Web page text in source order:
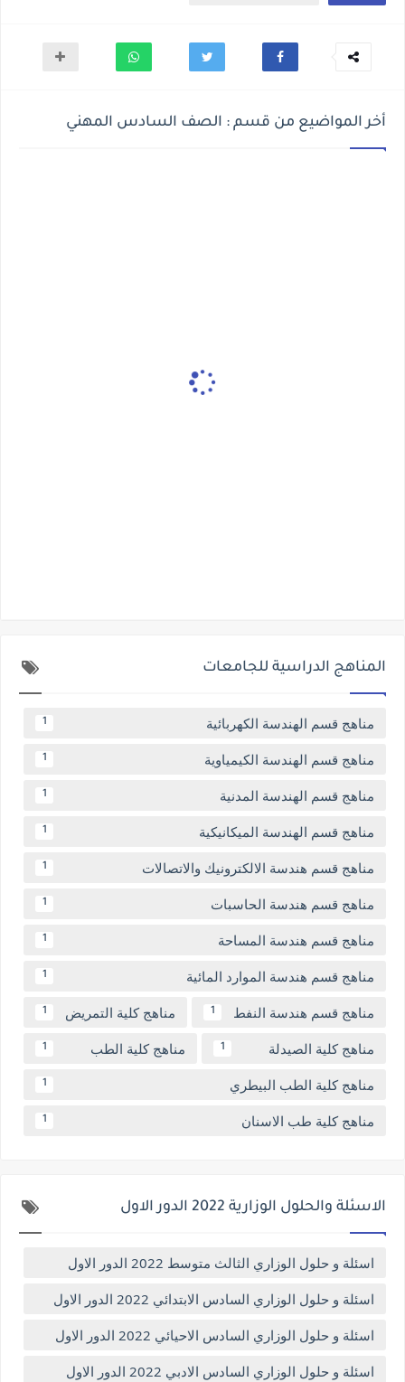
أخر المواضيع من قسم : الصف السادس المهني
المناهج الدراسية للجامعات
مناهج قسم الهندسة الكهربائية 1
مناهج قسم الهندسة الكيمياوية 1
مناهج قسم الهندسة المدنية 1
مناهج قسم الهندسة الميكانيكية 1
مناهج قسم هندسة الالكترونيك والاتصالات 1
مناهج قسم هندسة الحاسبات 1
مناهج قسم هندسة المساحة 1
مناهج قسم هندسة الموارد المائية 1
مناهج قسم هندسة النفط 1 مناهج كلية التمريض 1
مناهج كلية الصيدلة 1 مناهج كلية الطب 1
مناهج كلية الطب البيطري 1
مناهج كلية طب الاسنان 1
الاسئلة والحلول الوزارية 2022 الدور الاول
اسئلة و حلول الوزاري الثالث متوسط 2022 الدور الاول
اسئلة و حلول الوزاري السادس الابتدائي 2022 الدور الاول
اسئلة و حلول الوزاري السادس الاحيائي 2022 الدور الاول
اسئلة و حلول الوزاري السادس الادبي 2022 الدور الاول